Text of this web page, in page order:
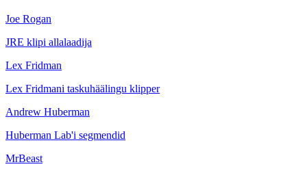
Joe Rogan
JRE klipi allalaadija
Lex Fridman
Lex Fridmani taskuhäälingu klipper
Andrew Huberman
Huberman Lab'i segmendid
MrBeast